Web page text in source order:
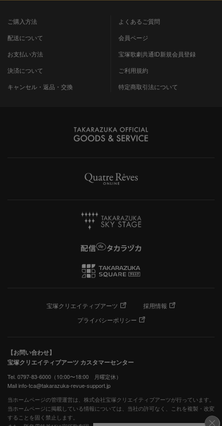
ご購入方法
配送について
お支払い方法
決済について
キャンセル・返品・交換
よくあるご質問
会員ページ
宝塚歌劇共通ID新規会員登録
ご利用規約
特定商取引法について
宝塚クリエイティブアーツ
採用情報
プライバシーポリシー
【お問い合わせ】
宝塚クリエイティブアーツ カスタマーセンター
Tel. 0797-83-6000（10:00〜18:00 月曜定休）
Mail info-tca@takarazuka-revue-support.jp
当ホームページの管理運営は、株式会社宝塚クリエイティブアーツが行っています。
当ホームページに掲載している情報については、当社の許可なく、これを複製・改変
することを固く禁止します。